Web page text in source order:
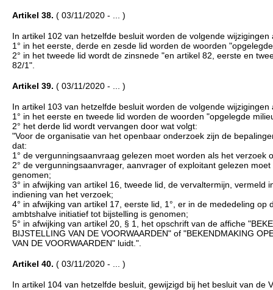
Artikel 38. ( 03/11/2020 - ... )
In artikel 102 van hetzelfde besluit worden de volgende wijzigingen
1° in het eerste, derde en zesde lid worden de woorden
2° in het tweede lid wordt de zinsnede "en artikel 82, eerste en
82/1".
Artikel 39. ( 03/11/2020 - ... )
In artikel 103 van hetzelfde besluit worden de volgende wijzigingen
1° in het eerste en tweede lid worden de woorden "opgelegde
2° het derde lid wordt vervangen door wat volgt:
"Voor de organisatie van het openbaar onderzoek zijn de
dat:
1° de vergunningsaanvraag gelezen moet worden als het verzoek
2° de vergunningsaanvrager, aanvrager of exploitant gelezen
genomen;
3° in afwijking van artikel 16, tweede lid, de vervaltermijn,
indiening van het verzoek;
4° in afwijking van artikel 17, eerste lid, 1°, er in de mededeling
ambtshalve initiatief tot bijstelling is genomen;
5° in afwijking van artikel 20, § 1, het opschrift van de affiche
BIJSTELLING VAN DE VOORWAARDEN" of "BEKENDMAKING
VAN DE VOORWAARDEN" luidt.".
Artikel 40. ( 03/11/2020 - ... )
In artikel 104 van hetzelfde besluit, gewijzigd bij het besluit van